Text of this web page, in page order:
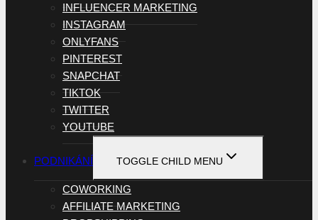
INFLUENCER MARKETING
INSTAGRAM
ONLYFANS
PINTEREST
SNAPCHAT
TIKTOK
TWITTER
YOUTUBE
PODNIKÁNÍ TOGGLE CHILD MENU
COWORKING
AFFILIATE MARKETING